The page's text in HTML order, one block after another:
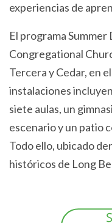
experiencias de
El programa Summer
Congregational
Tercera y Cedar, en
instalaciones
siete aulas, un
escenario y un patio
Todo ello, ubicado
históricos de Long